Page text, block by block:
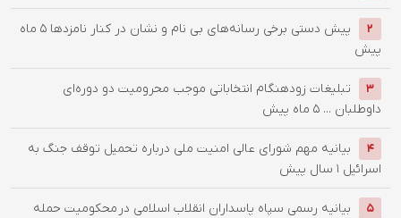
2 پیش دستی برخی رسانه‌های بی نام و نشان در کنار نامزدها
5 ماه
پیش
3
تبلیغات زودهنگام انتخاباتی موجب محرومیت دو دوره‌ای
داوطلبان ... 5 ماه پیش
4
بیانیه مهم شورای عالی امنیت ملی درباره تحمیل توقف جنگ به
اسرائیل 1 سال پیش
5
بیانیه رسمی سپاه پاسداران انقلاب اسلامی در محکومیت حمله